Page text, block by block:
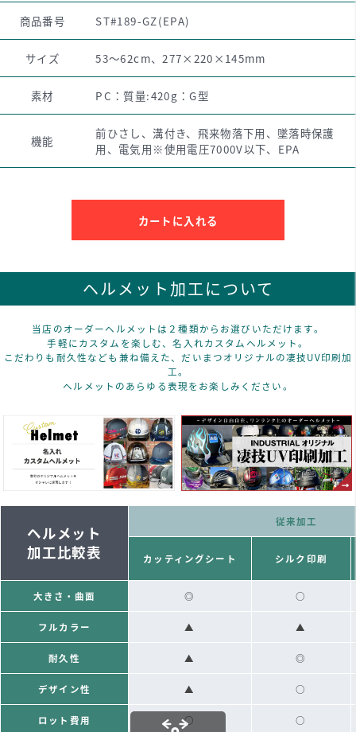
商品番号 ST#189-GZ(EPA)
サイズ 53～62cm、277×220×145mm
素材 PC：質量:420g：G型
機能
前ひさし、溝付き、飛来物落下用、墜落時保護
用、電気用※使用電圧7000V以下、EPA
カートに入れる
ヘルメット加工について
当店のオーダーヘルメットは２種類からお選びいただけます。
手軽にカスタムを楽しむ、名入れカスタムヘルメット。
こだわりも耐久性なども兼ね備えた、だいまつオリジナルの凄技UV印刷加
工。
ヘルメットのあらゆる表現をお楽しみください。
ヘルメット
加工比較表
従来加工
カッティングシート シルク印刷
大きさ・曲面 ◎ ○
フルカラー ▲ ▲
耐久性 ▲ ◎
デザイン性 ▲ ○
ロット費用 ○ ○